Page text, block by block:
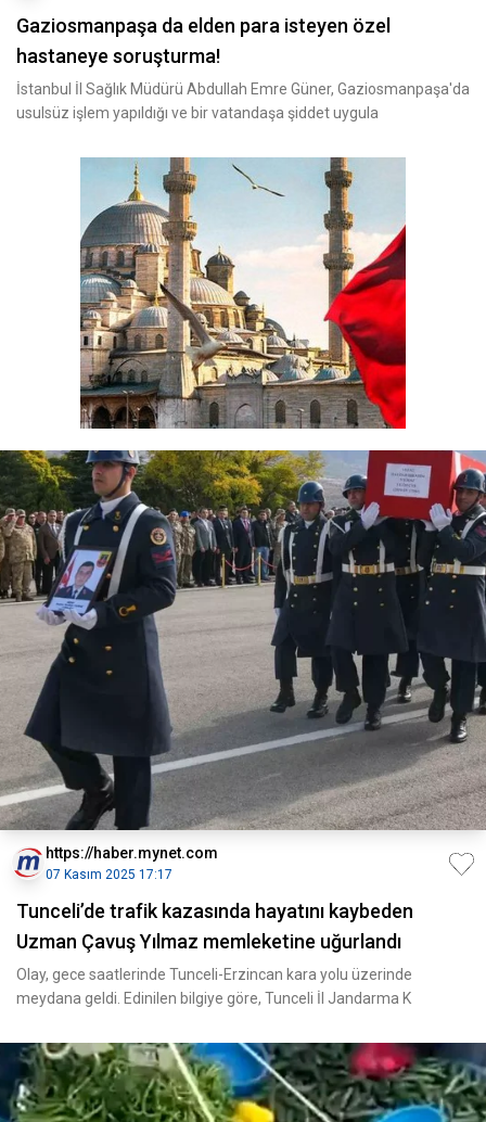
Gaziosmanpaşa da elden para isteyen özel
hastaneye soruşturma!
İstanbul İl Sağlık Müdürü Abdullah Emre Güner, Gaziosmanpaşa'da
usulsüz işlem yapıldığı ve bir vatandaşa şiddet uygula
https://haber.mynet.com
07 Kasım 2025 17:17
Tunceli’de trafik kazasında hayatını kaybeden
Uzman Çavuş Yılmaz memleketine uğurlandı
Olay, gece saatlerinde Tunceli-Erzincan kara yolu üzerinde
meydana geldi. Edinilen bilgiye göre, Tunceli İl Jandarma K